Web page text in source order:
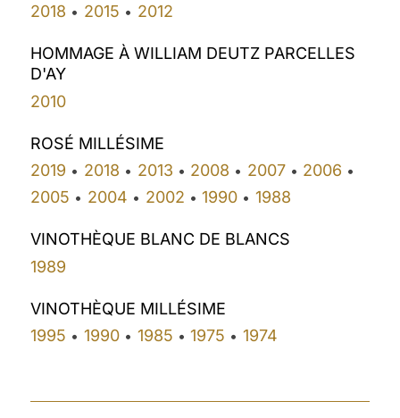
2018 • 2015 • 2012
HOMMAGE À WILLIAM DEUTZ PARCELLES
D'AY
2010
ROSÉ MILLÉSIME
2019 • 2018 • 2013 • 2008 • 2007• 2006 •
2005 • 2004 • 2002 • 1990 • 1988
VINOTHÈQUE BLANC DE BLANCS
1989
VINOTHÈQUE MILLÉSIME
1995 • 1990• 1985 • 1975 • 1974